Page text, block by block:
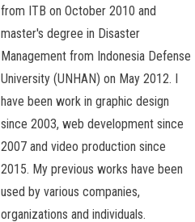
from ITB on October 2010 and
master's degree in Disaster
Management from Indonesia Defense
University (UNHAN) on May 2012. I
have been work in graphic design
since 2003, web development since
2007 and video production since
2015. My previous works have been
used by various companies,
organizations and individuals.